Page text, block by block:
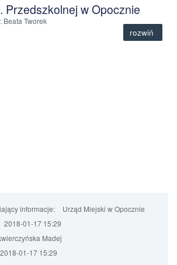
Przedszkolnej w Opocznie
: Beata Tworek
rozwiń
informacje:
Urząd Miejski w Opocznie
2018-01-17 15:29
Madej
2018-01-17 15:29